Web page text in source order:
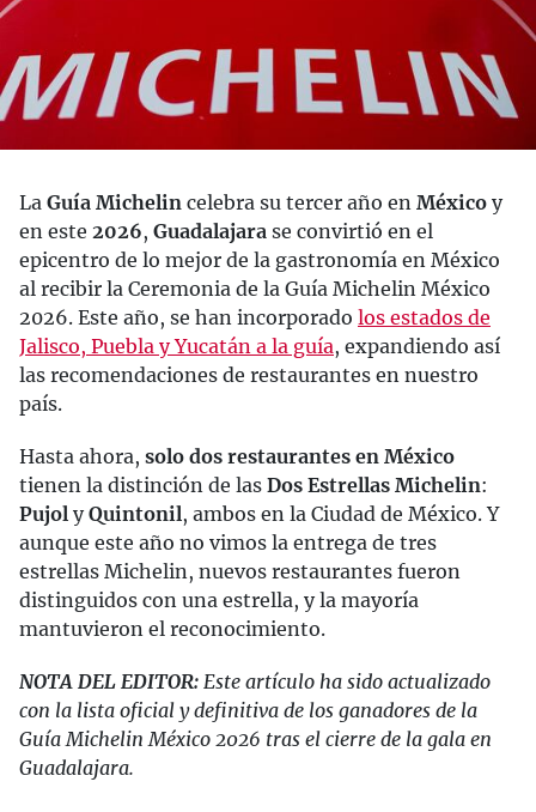
La Guía Michelin celebra su tercer año en México y
en este 2026, Guadalajara se convirtió en el
epicentro de lo mejor de la gastronomía en México
al recibir la Ceremonia de la Guía Michelin México
2026. Este año, se han incorporado los estados de
Jalisco, Puebla y Yucatán a la guía, expandiendo así
las recomendaciones de restaurantes en nuestro
país.
Hasta ahora, solo dos restaurantes en México
tienen la distinción de las Dos Estrellas Michelin:
Pujol yQuintonil, ambos en la Ciudad de México. Y
aunque este año no vimos la entrega de tres
estrellas Michelin, nuevos restaurantes fueron
distinguidos con una estrella, y la mayoría
mantuvieron el reconocimiento.
NOTA DEL EDITOR: Este artículo ha sido actualizado
con la lista oficial y definitiva de los ganadores de la
Guía Michelin México 2026 tras el cierre de la gala en
Guadalajara.